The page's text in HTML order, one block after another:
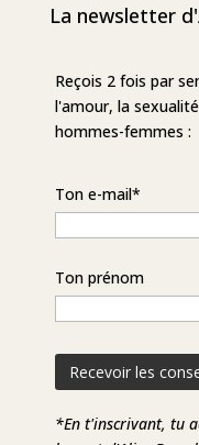
La newsletter
Reçois 2 fois par
l'amour, la
hommes-femmes :
Ton e-mail*
Ton prénom
*En t'inscrivant, tu